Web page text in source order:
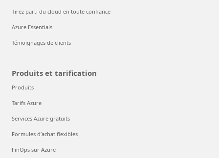
Tirez parti du cloud en toute confiance
Azure Essentials
Témoignages de clients
Produits et tarification
Produits
Tarifs Azure
Services Azure gratuits
Formules d’achat flexibles
FinOps sur Azure